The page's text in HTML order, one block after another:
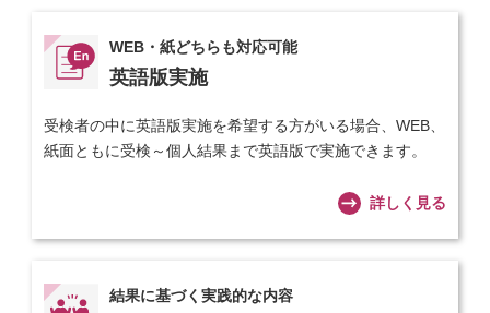
WEB・紙どちらも対応可能
英語版実施
受検者の中に英語版実施を希望する方がいる場合、WEB、
紙面ともに受検～個人結果まで英語版で実施できます。
詳しく見る
結果に基づく実践的な内容